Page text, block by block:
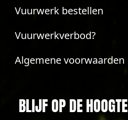
Vuurwerk bestellen
Vuurwerkverbod?
Algemene voorwaarden
BLIJF OP DE HOOGTE